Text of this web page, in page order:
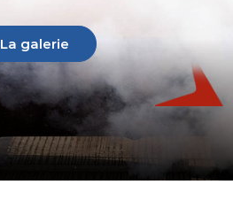
La galerie